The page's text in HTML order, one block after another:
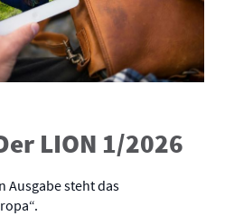
LION 1/2026
Ausgabe steht das